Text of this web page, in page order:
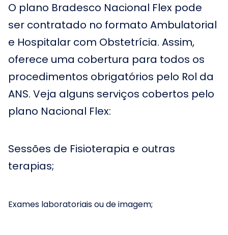
O plano Bradesco Nacional Flex pode
ser contratado no formato Ambulatorial
e Hospitalar com Obstetrícia. Assim,
oferece uma cobertura para todos os
procedimentos obrigatórios pelo Rol da
ANS. Veja alguns serviços cobertos pelo
plano Nacional Flex:
Sessões de Fisioterapia e outras
terapias;
Exames laboratoriais ou de imagem;